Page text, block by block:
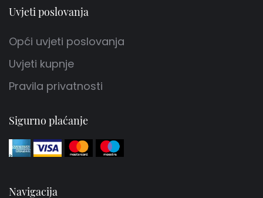
Uvjeti poslovanja
Opći uvjeti poslovanja
Uvjeti kupnje
Pravila privatnosti
Sigurno plaćanje
Navigacija